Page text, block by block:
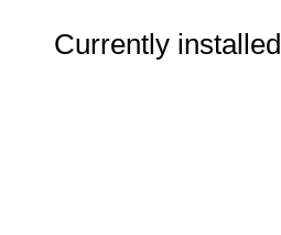
Currently installed